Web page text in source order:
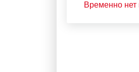
Временно нет